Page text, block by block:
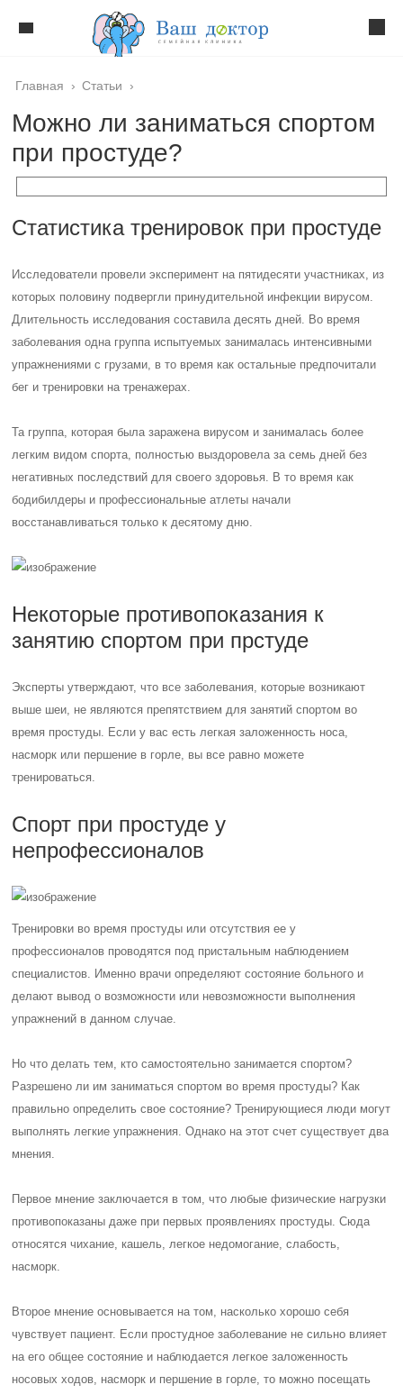
Главная › Статьи ›
Можно ли заниматься спортом
при простуде?
Статистика тренировок при простуде
Исследователи провели эксперимент на пятидесяти участниках, из
которых половину подвергли принудительной инфекции вирусом.
Длительность исследования составила десять дней. Во время
заболевания одна группа испытуемых занималась интенсивными
упражнениями с грузами, в то время как остальные предпочитали
бег и тренировки на тренажерах.
Та группа, которая была заражена вирусом и занималась более
легким видом спорта, полностью выздоровела за семь дней без
негативных последствий для своего здоровья. В то время как
бодибилдеры и профессиональные атлеты начали
восстанавливаться только к десятому дню.
Некоторые противопоказания к
занятию спортом при прстуде
Эксперты утверждают, что все заболевания, которые возникают
выше шеи, не являются препятствием для занятий спортом во
время простуды. Если у вас есть легкая заложенность носа,
насморк или першение в горле, вы все равно можете
тренироваться.
Спорт при простуде у
непрофессионалов
Тренировки во время простуды или отсутствия ее у
профессионалов проводятся под пристальным наблюдением
специалистов. Именно врачи определяют состояние больного и
делают вывод о возможности или невозможности выполнения
упражнений в данном случае.
Но что делать тем, кто самостоятельно занимается спортом?
Разрешено ли им заниматься спортом во время простуды? Как
правильно определить свое состояние? Тренирующиеся люди могут
выполнять легкие упражнения. Однако на этот счет существует два
мнения.
Первое мнение заключается в том, что любые физические нагрузки
противопоказаны даже при первых проявлениях простуды. Сюда
относятся чихание, кашель, легкое недомогание, слабость,
насморк.
Второе мнение основывается на том, насколько хорошо себя
чувствует пациент. Если простудное заболевание не сильно влияет
на его общее состояние и наблюдается легкое заложенность
носовых ходов, насморк и першение в горле, то можно посещать